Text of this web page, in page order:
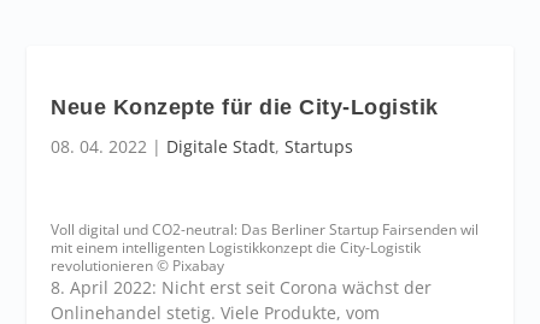
Neue Konzepte für die City-Logistik
08. 04. 2022 | Digitale Stadt,Startups
Voll digital und CO2-neutral: Das Berliner Startup Fairsenden wil
mit einem intelligenten Logistikkonzept die City-Logistik
revolutionieren © Pixabay
8. April 2022: Nicht erst seit Corona wächst der
Onlinehandel stetig. Viele Produkte, vom